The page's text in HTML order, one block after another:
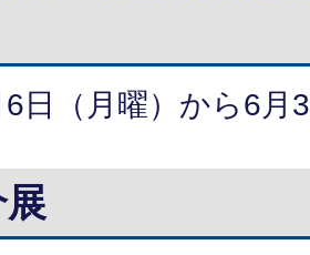
日（月曜）から6月